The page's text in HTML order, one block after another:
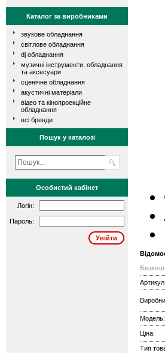
Каталог за виробниками
звукове обладнання
світлове обладнання
dj обладнання
музичні інструменти, обладнання
та аксесуари
сценічне обладнання
акустичні матеріали
відео та кінопроекційне
обладнання
всі бренди
Пошук у каталозі
Особистий кабінет
Логін:
Пароль:
Артикул:
Модель:
Ціна:
Тип